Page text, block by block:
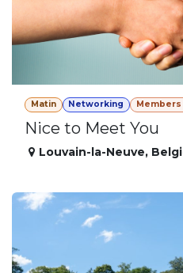
Matin Networking Members
Nice to Meet You
Louvain-la-Neuve,